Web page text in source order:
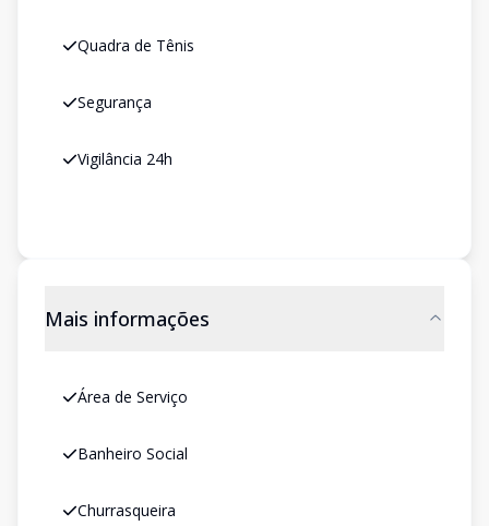
Quadra de Tênis
Segurança
Vigilância 24h
Mais informações
Área de Serviço
Banheiro Social
Churrasqueira